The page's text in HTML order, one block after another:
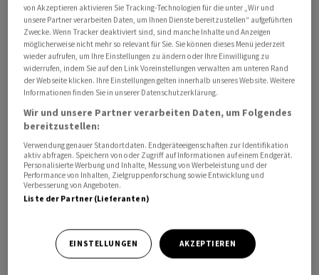
Dabei werde eine Bewertung zwischen 13 und 14
Milliarden Dollar angestrebt, sagten zwei mit der
Angelegenheit vertraute Personen der
Nachrichtenagentur Reuters. Die Aktien könnten
36 Dollar angeboten werden. Damit würde die
Bewertung des 2005 in Stockholm gegründeten
Bezahldienstes deutlich unter den fast 50 Milliarden
Dollar liegen, die Klarna 2021 anvisierte, und auch unter
den mehr als 15 Milliarden von Anfang dieses Jahres.
Einer der Insider sagte, Klarna wolle mit dem
Börsengang fast eine Milliarde Dollar einnehmen. Das
Unternehmen lehnte eine Stellungnahme ab.
von Akzeptieren aktivieren Sie Tracking-Technologien für die unter „Wir und
unsere Partner verarbeiten Daten, um Ihnen Dienste bereitzustellen“ aufgeführten
Zwecke. Wenn Tracker deaktiviert sind, sind manche Inhalte und Anzeigen
möglicherweise nicht mehr so relevant für Sie. Sie können dieses Menü jederzeit
wieder aufrufen, um Ihre Einstellungen zu ändern oder Ihre Einwilligung zu
widerrufen, indem Sie auf den Link Voreinstellungen verwalten am unteren Rand
der Webseite klicken. Ihre Einstellungen gelten innerhalb unseres Website. Weitere
Informationen finden Sie in unserer Datenschutzerklärung.
Wir und unsere Partner verarbeiten Daten, um Folgendes
bereitzustellen:
Verwendung genauer Standortdaten. Endgeräteeigenschaften zur Identifikation
aktiv abfragen. Speichern von oder Zugriff auf Informationen auf einem Endgerät.
Personalisierte Werbung und Inhalte, Messung von Werbeleistung und der
Performance von Inhalten, Zielgruppenforschung sowie Entwicklung und
Verbesserung von Angeboten.
Liste der Partner (Lieferanten)
EINSTELLUNGEN AKZEPTIEREN